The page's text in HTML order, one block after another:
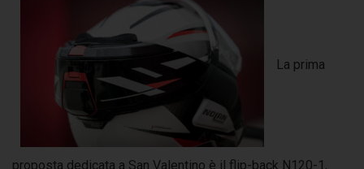
La prima
proposta dedicata a San Valentino è il flip-back N120-1,